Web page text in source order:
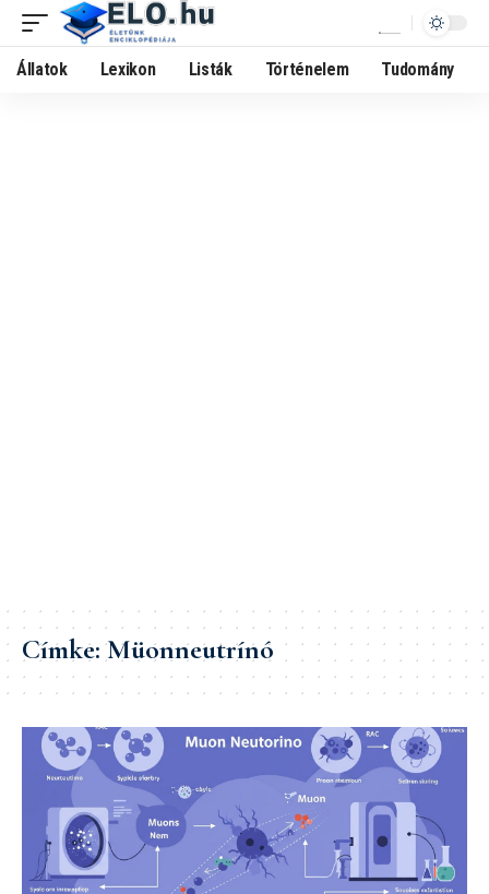
Állatok Lexikon Listák Történelem Tudomány
Címke:Müonneutrínó